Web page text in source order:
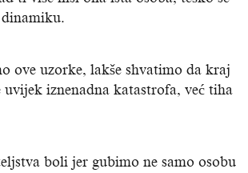
ove uzorke, lakše shvatimo da kraj
iznenadna katastrofa, već tiha
boli jer gubimo ne samo osobu